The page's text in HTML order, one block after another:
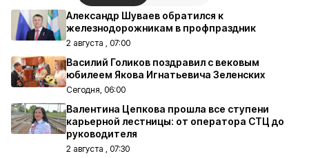
Александр Шуваев обратился к
железнодорожникам в профпраздник
2 августа , 07:00
Василий Голиков поздравил с вековым
юбилеем Якова Игнатьевича Зеленских
Сегодня, 06:00
Валентина Цепкова прошла все ступени
карьерной лестницы: от оператора СТЦ до
руководителя
2 августа , 07:30